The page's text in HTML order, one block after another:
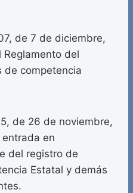
de 7 de diciembre,
Reglamento del
de competencia
de 26 de noviembre,
en
del registro de
Estatal y demás